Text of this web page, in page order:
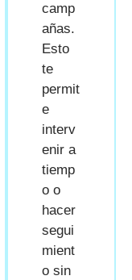
camp
añas.
Esto
te
permit
e
interv
enir a
tiemp
o o
hacer
segui
mient
o sin